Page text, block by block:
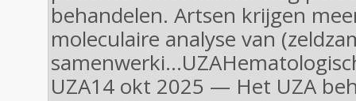
behandelen. Artsen krijgen
moleculaire analyse van
UZA14 okt 2025 — Het UZA